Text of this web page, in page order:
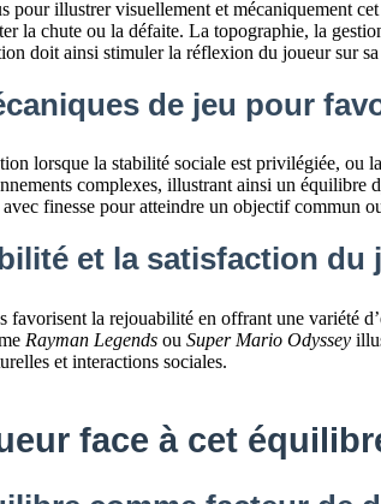
pour illustrer visuellement et mécaniquement
la chute ou la défaite. La topographie, la
doit ainsi stimuler la réflexion du joueur sur
de jeu pour
lorsque la stabilité sociale est privilégiée, ou
complexes, illustrant ainsi un
finesse pour atteindre un objectif commun
et la satisfaction du
la rejouabilité en offrant une variété
Rayman Legends ou Super Mario Odyssey
et interactions sociales.
face à cet